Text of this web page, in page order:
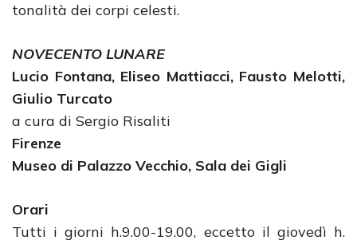
tonalità dei corpi celesti.
NOVECENTO LUNARE
Lucio Fontana, Eliseo Mattiacci, Fausto Melotti,
Giulio Turcato
a cura di Sergio Risaliti
Firenze
Museo di Palazzo Vecchio, Sala dei Gigli
Orari
Tutti i giorni h.9.00-19.00, eccetto il giovedì h.